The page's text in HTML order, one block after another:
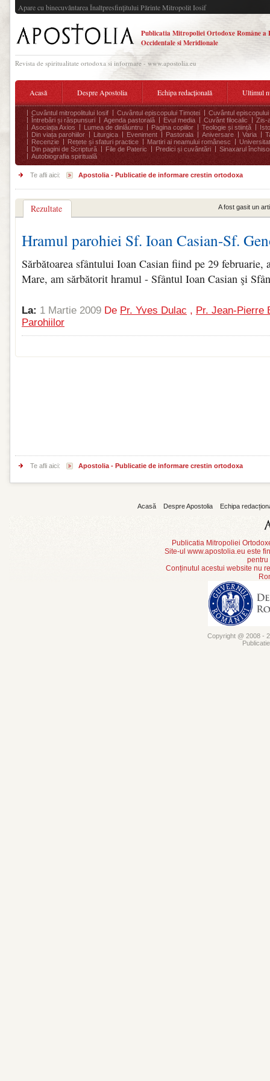
Apare cu binecuvântarea Înaltpresfinţitului Părinte Mitropolit Iosif
Publicatia Mitropoliei Ortodoxe Române a
Occidentale si Meridionale
Revista de spiritualitate ortodoxa si informare - www.apostolia.eu
Acasă Despre Apostolia Echipa redacțională Ultimul
Cuvântul mitropolitului Iosif Cuvântul episcopului Timotei
Cuvântul episcopului
Întrebări și răspunsuri
Agenda pastorală Evul media Cuvânt filocalic
Zis-
Asociația Axios
Lumea de dinlăuntru Pagina copiilor Teologie și stiință
Din viața parohiilor
Liturgica Eveniment Pastorala Aniversare Varia
Recenzie
Rețete și sfaturi practice Martiri ai neamului românesc
Din pagini de Scriptură
File de Pateric Predici și cuvântări
Sinaxarul
Autobiografia spirituală
Te afli aici: Apostolia - Publicatie de informare crestin ortodoxa
Rezultate A fost gasit un
Hramul parohiei Sf. Ioan Casian-Sf.
Sărbătoarea sfântului Ioan Casian fiind pe 29
Mare, am sărbătorit hramul - Sfântul Ioan Casian şi
La: 1 Martie 2009 De Pr. Yves Dulac , Pr. Jean-Pierre
Parohiilor
Te afli aici: Apostolia - Publicatie de informare crestin ortodoxa
Acasă Despre Apostolia Echipa
Publicatia Mitropoliei
Site-ul www.apostolia.eu este
pentru
Conținutul acestui website nu
Copyright @ 2008 -